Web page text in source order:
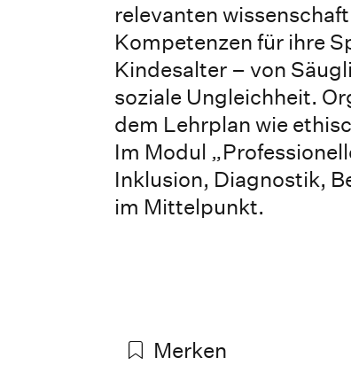
relevanten
Kompetenzen für ihre
Kindesalter – von
soziale Ungleichheit.
dem Lehrplan wie
Im Modul
Inklusion, Diagnostik,
im Mittelpunkt.
Merken